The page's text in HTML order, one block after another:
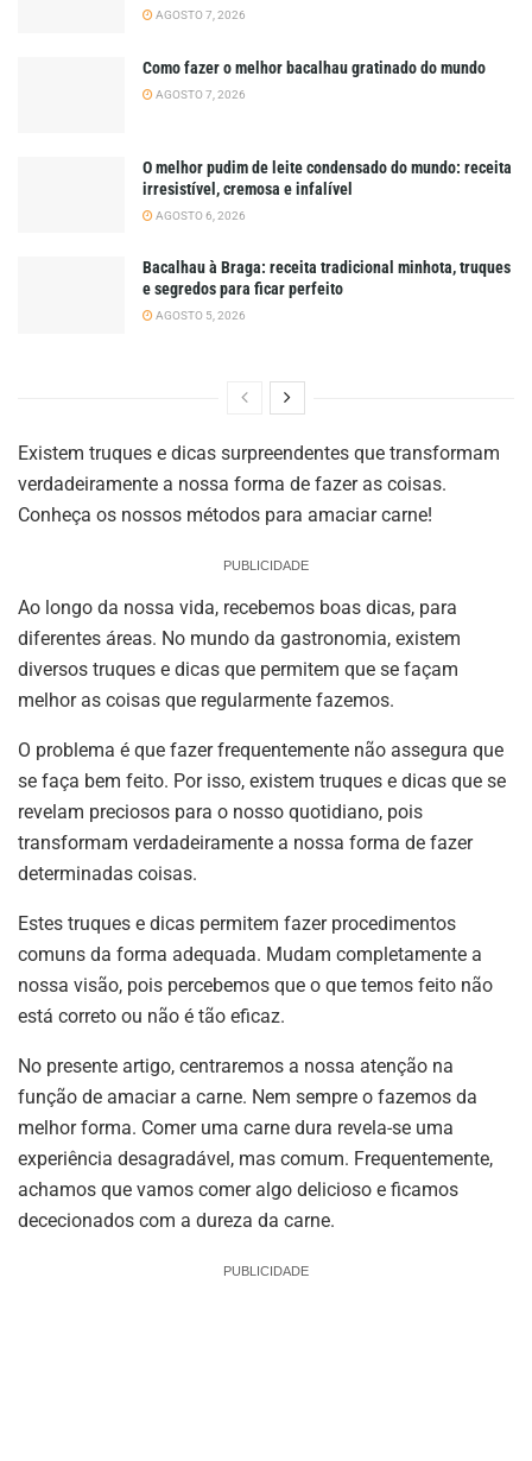
AGOSTO 7, 2026
Como fazer o melhor bacalhau gratinado do mundo
AGOSTO 7, 2026
O melhor pudim de leite condensado do mundo: receita
irresistível, cremosa e infalível
AGOSTO 6, 2026
Bacalhau à Braga: receita tradicional minhota, truques
e segredos para ficar perfeito
AGOSTO 5, 2026
Existem truques e dicas surpreendentes que transformam
verdadeiramente a nossa forma de fazer as coisas.
Conheça os nossos métodos para amaciar carne!
PUBLICIDADE
Ao longo da nossa vida, recebemos boas dicas, para
diferentes áreas. No mundo da gastronomia, existem
diversos truques e dicas que permitem que se façam
melhor as coisas que regularmente fazemos.
O problema é que fazer frequentemente não assegura que
se faça bem feito. Por isso, existem truques e dicas que se
revelam preciosos para o nosso quotidiano, pois
transformam verdadeiramente a nossa forma de fazer
determinadas coisas.
Estes truques e dicas permitem fazer procedimentos
comuns da forma adequada. Mudam completamente a
nossa visão, pois percebemos que o que temos feito não
está correto ou não é tão eficaz.
No presente artigo, centraremos a nossa atenção na
função de amaciar a carne. Nem sempre o fazemos da
melhor forma. Comer uma carne dura revela-se uma
experiência desagradável, mas comum. Frequentemente,
achamos que vamos comer algo delicioso e ficamos
dececionados com a dureza da carne.
PUBLICIDADE